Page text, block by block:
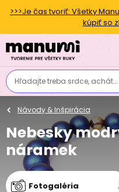
>>>Je čas tvoriť: Všetky
kúpiť so
Hľadajte treba srdce, achát...
Návody & Inšpirácia
Nebesky
náramek
Fotogaléria